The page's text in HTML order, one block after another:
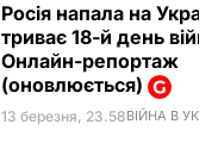
Росія напала на
триває 18-й день
Онлайн-репортаж
(оновлюється)
13 березня, 23.58ВІЙНА В